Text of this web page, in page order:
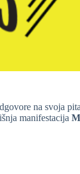
na svoja
manifestacija